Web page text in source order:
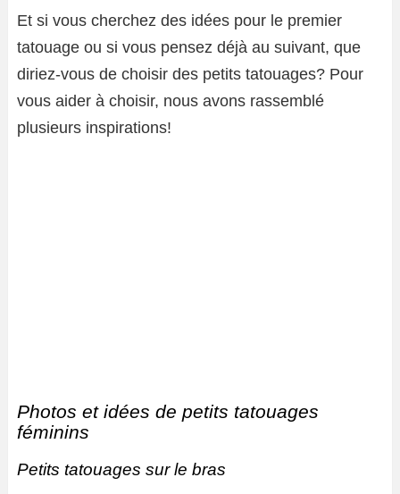
Et si vous cherchez des idées pour le premier
tatouage ou si vous pensez déjà au suivant, que
diriez-vous de choisir des petits tatouages? Pour
vous aider à choisir, nous avons rassemblé
plusieurs inspirations!
Photos et idées de petits tatouages ​​
féminins
Petits tatouages ​​sur le bras